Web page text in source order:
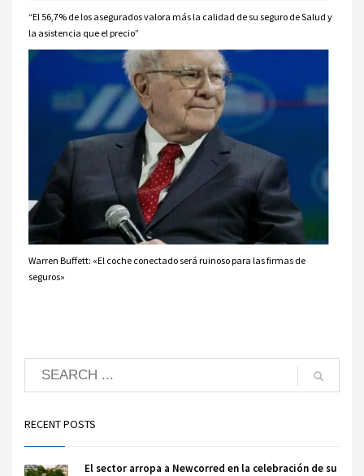
“El 56,7% de los asegurados valora más la calidad de su seguro de Salud y
la asistencia que el precio”
Warren Buffett: «El coche conectado será ruinoso para las firmas de
seguros»
RECENT POSTS
El sector arropa a Newcorred en la celebración de su